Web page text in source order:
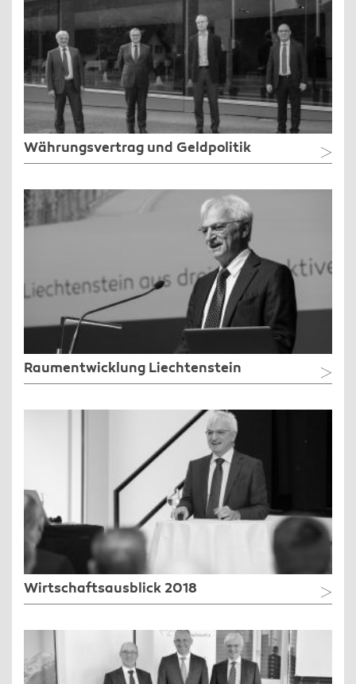
Währungsvertrag und Geldpolitik
Raumentwicklung Liechtenstein
Wirtschaftsausblick 2018